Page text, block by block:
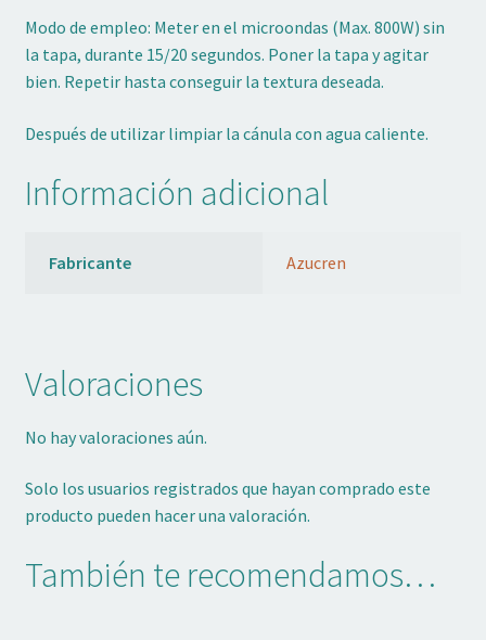
Modo de empleo: Meter en el microondas (Max. 800W) sin
la tapa, durante 15/20 segundos. Poner la tapa y agitar
bien. Repetir hasta conseguir la textura deseada.
Después de utilizar limpiar la cánula con agua caliente.
Información adicional
Fabricante Azucren
Valoraciones
No hay valoraciones aún.
Solo los usuarios registrados que hayan comprado este
producto pueden hacer una valoración.
También te recomendamos…